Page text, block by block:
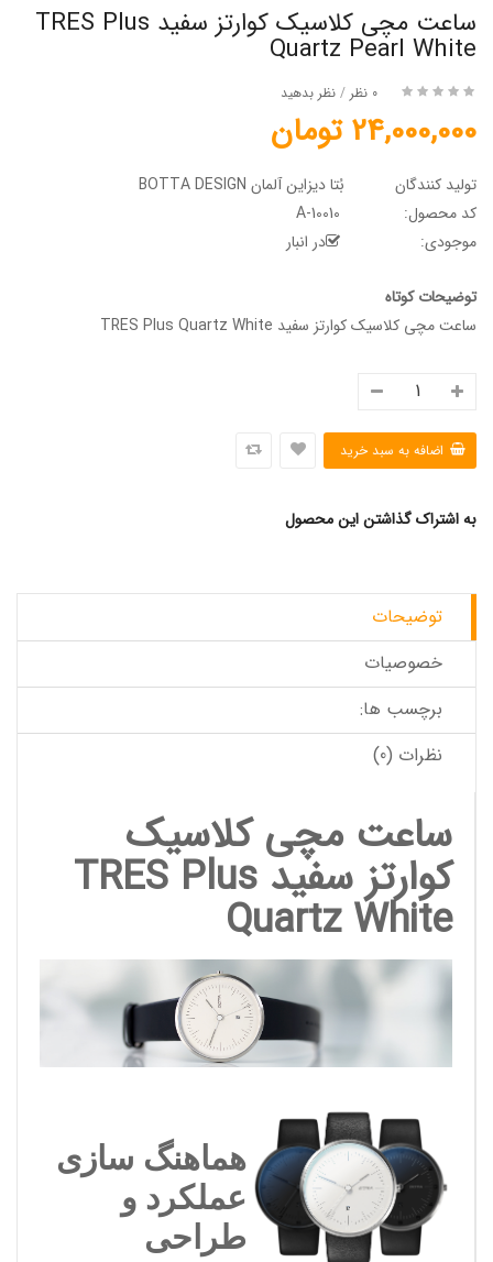
ساعت مچی کلاسیک کوارتز سفید TRES Plus
Quartz Pearl White
0 نظر / نظر بدهید
24,000,000 تومان
تولید کنندگان
بُتا دیزاین آلمان BOTTA DESIGN
کد محصول:
موجودی:
در انبار
توضیحات کوتاه
ساعت مچی کلاسیک کوارتز سفید TRES Plus Quartz White
به اشتراک گذاشتن این محصول
توضیحات
خصوصیات
برچسب ها:
نظرات (0)
ساعت مچی کلاسیک
کوارتز سفید TRES Plus
Quartz White
هماهنگ سازی
عملکرد و
طراحی